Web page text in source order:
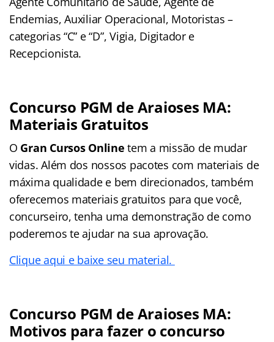
Endemias, Auxiliar Operacional, Motoristas –
categorias “C” e “D”, Vigia, Digitador e
Recepcionista.
Concurso PGM de Araioses MA:
Materiais Gratuitos
O Gran Cursos Online tem a missão de mudar
vidas. Além dos nossos pacotes com materiais de
máxima qualidade e bem direcionados, também
oferecemos materiais gratuitos para que você,
concurseiro, tenha uma demonstração de como
poderemos te ajudar na sua aprovação.
Clique aqui e baixe seu material.
Concurso PGM de Araioses MA:
Motivos para fazer o concurso